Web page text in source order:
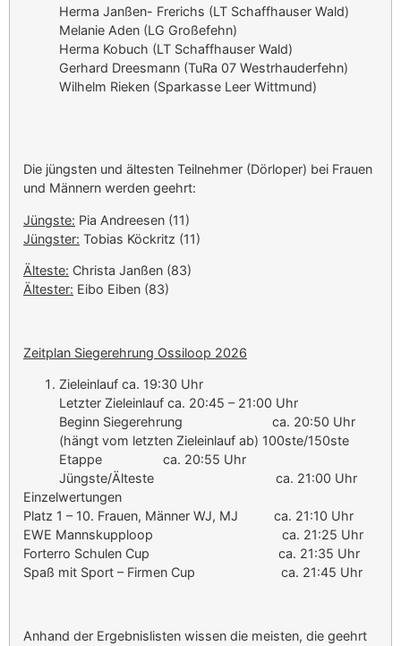
Herma Janßen- Frerichs (LT Schaffhauser Wald)
Melanie Aden (LG Großefehn)
Herma Kobuch (LT Schaffhauser Wald)
Gerhard Dreesmann (TuRa 07 Westrhauderfehn)
Wilhelm Rieken (Sparkasse Leer Wittmund)
Die jüngsten und ältesten Teilnehmer (Dörloper) bei Frauen
und Männern werden geehrt:
Jüngste: Pia Andreesen (11)
Jüngster: Tobias Köckritz (11)
Älteste: Christa Janßen (83)
Ältester: Eibo Eiben (83)
Zeitplan Siegerehrung Ossiloop 2026
Zieleinlauf ca. 19:30 Uhr
Letzter Zieleinlauf ca. 20:45 – 21:00 Uhr
Beginn Siegerehrung ca. 20:50 Uhr
(hängt vom letzten Zieleinlauf ab) 100ste/150ste
Etappe ca. 20:55 Uhr
Jüngste/Älteste ca. 21:00 Uhr
Einzelwertungen
Platz 1 – 10. Frauen, Männer WJ, MJ ca. 21:10 Uhr
EWE Mannskupploop ca. 21:25 Uhr
Forterro Schulen Cup ca. 21:35 Uhr
Spaß mit Sport – Firmen Cup ca. 21:45 Uhr
Anhand der Ergebnislisten wissen die meisten, die geehrt